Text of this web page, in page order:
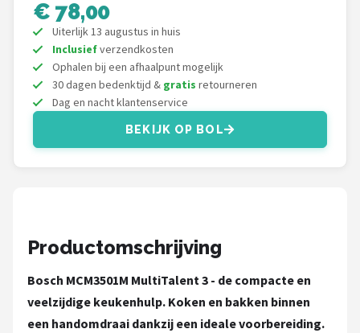
KitchenAid
Magimix
Braun
Bartscher
KitchenBrothers
Philips
Alle merken →
€ 78,00
Uiterlijk 13 augustus in huis
Inclusiefverzendkosten
Ophalen bij een afhaalpunt mogelijk
30 dagen bedenktijd & gratis retourneren
Dag en nacht klantenservice
BEKIJK OP BOL
Productomschrijving
Bosch MCM3501M MultiTalent 3 - de compacte en
veelzijdige keukenhulp. Koken en bakken binnen
een handomdraai dankzij een ideale voorbereiding.